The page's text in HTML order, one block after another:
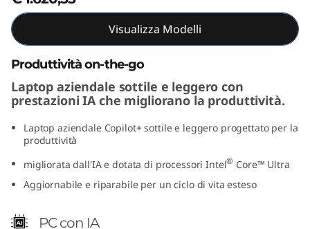
n
e
Visualizza Modelli
Produttività on-the-go
Laptop aziendale sottile e leggero con
prestazioni IA che migliorano la produttività.
Laptop aziendale Copilot+ sottile e leggero progettato per la
produttività
migliorata dall'IA e dotata di processori Intel® Core™ Ultra
Aggiornabile e riparabile per un ciclo di vita esteso
PC con IA